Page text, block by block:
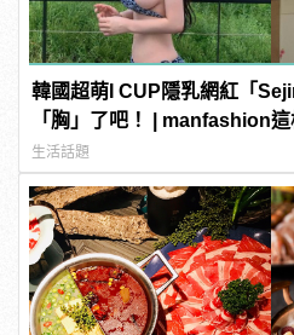
韓國超萌I CUP隱乳網紅「
「胸」了吧！ | manfashion
生活話題